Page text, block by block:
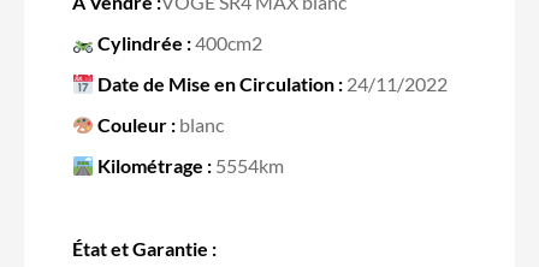
Cylindrée :400cm2
Date de Mise en Circulation : 24/11/2022
Couleur : blanc
Kilométrage : 5554km
État et Garantie :